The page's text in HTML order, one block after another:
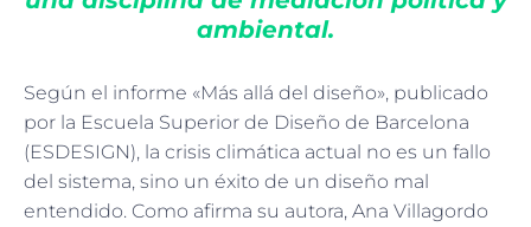
ambiental.
Según el informe «Más allá del diseño», publicado
por la Escuela Superior de Diseño de Barcelona
(ESDESIGN), la crisis climática actual no es un fallo
del sistema, sino un éxito de un diseño mal
entendido. Como afirma su autora, Ana Villagordo